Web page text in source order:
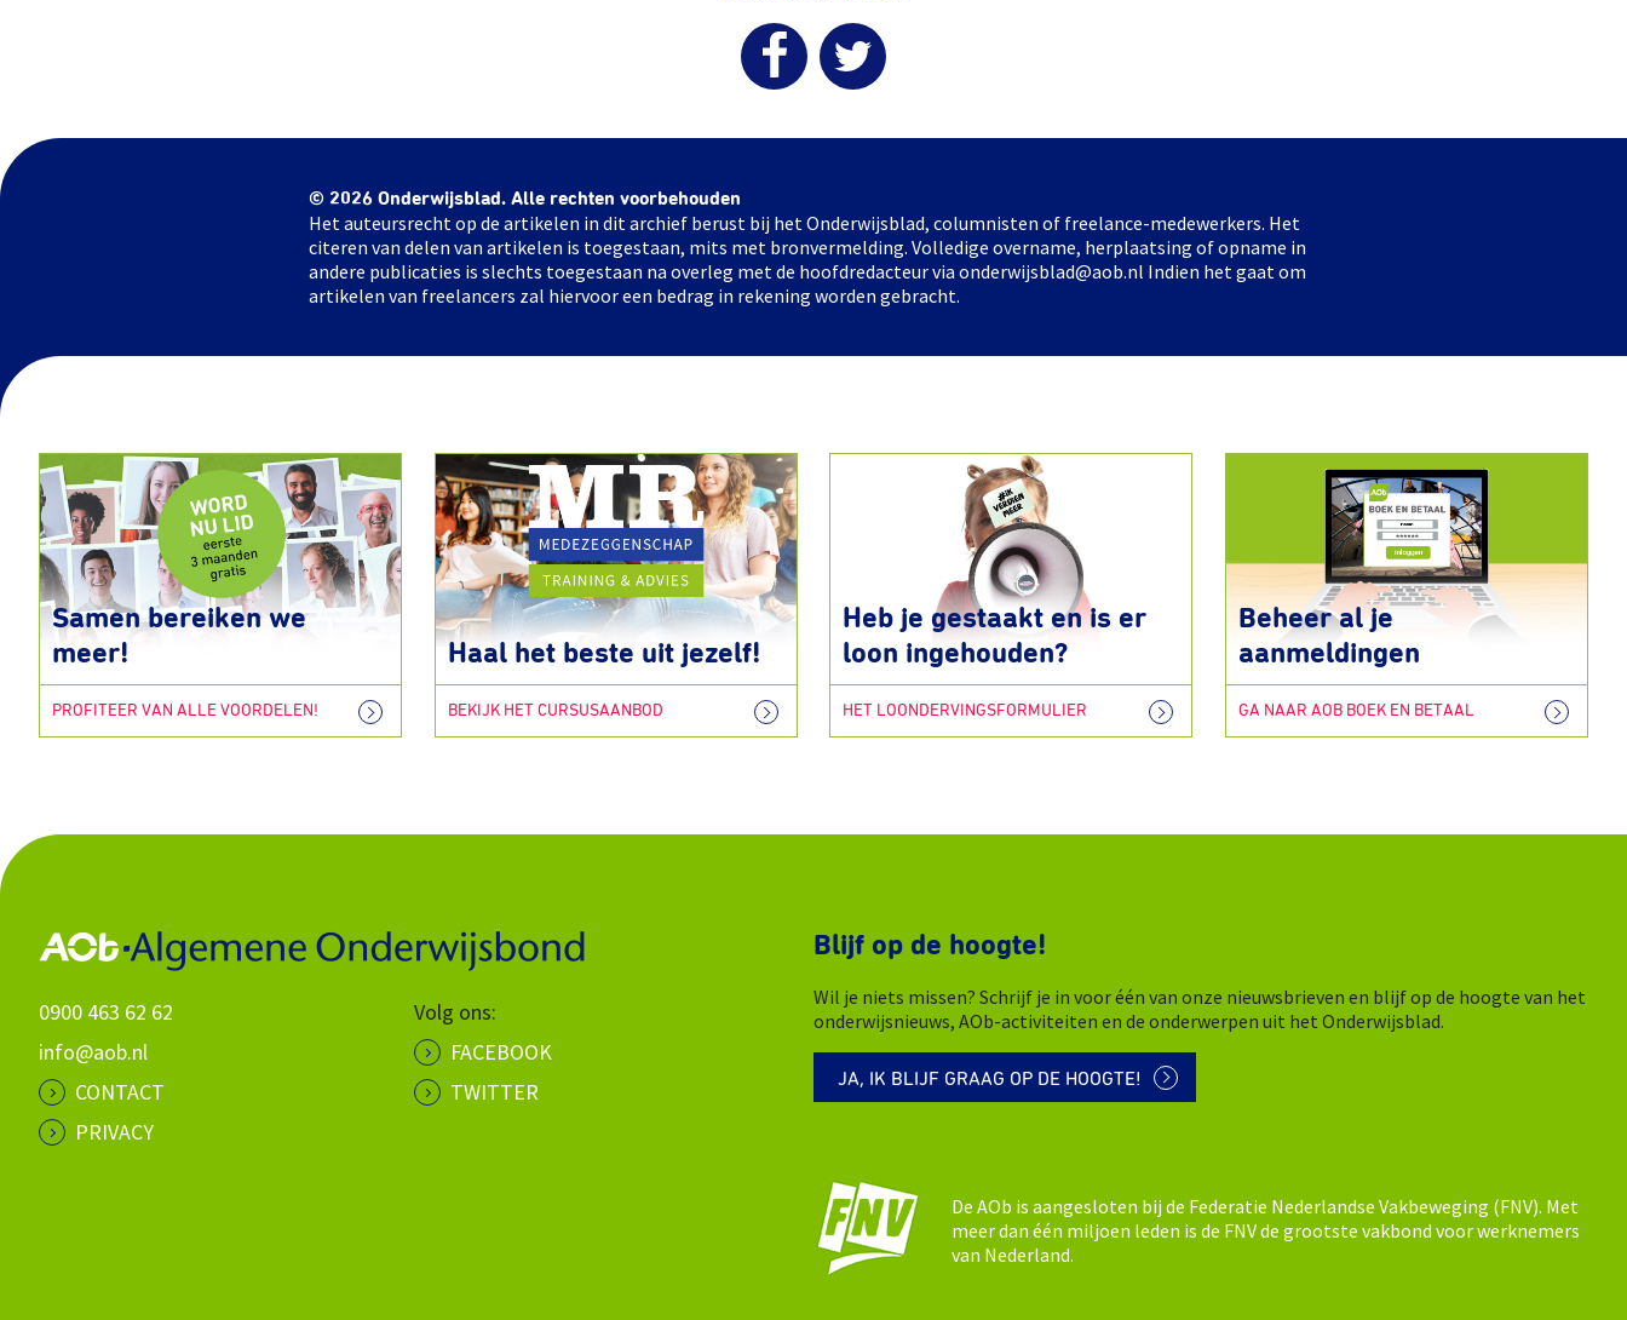
© 2026 Onderwijsblad. Alle rechten voorbehouden
Het auteursrecht op de artikelen in dit archief berust bij het Onderwijsblad, columnisten of freelance-medewerkers. Het
citeren van delen van artikelen is toegestaan, mits met bronvermelding. Volledige overname, herplaatsing of opname in
andere publicaties is slechts toegestaan na overleg met de hoofdredacteur via onderwijsblad@aob.nl Indien het gaat om
artikelen van freelancers zal hiervoor een bedrag in rekening worden gebracht.
Samen bereiken we
meer!
PROFITEER VAN ALLE VOORDELEN!
Haal het beste uit jezelf!
BEKIJK HET CURSUSAANBOD
Heb je gestaakt en is er
loon ingehouden?
HET LOONDERVINGSFORMULIER
Beheer al je
aanmeldingen
GA NAAR AOB BOEK EN BETAAL
0900 463 62 62
info@aob.nl
CONTACT
PRIVACY
Volg ons:
FACEBOOK
TWITTER
Blijf op de hoogte!
Wil je niets missen? Schrijf je in voor één van onze nieuwsbrieven en blijf op de hoogte van het
onderwijsnieuws, AOb-activiteiten en de onderwerpen uit het Onderwijsblad.
JA, IK BLIJF GRAAG OP DE HOOGTE!
De AOb is aangesloten bij de Federatie Nederlandse Vakbeweging (FNV). Met
meer dan één miljoen leden is de FNV de grootste vakbond voor werknemers
van Nederland.